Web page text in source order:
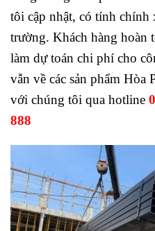
tôi cập nhật, có tính
trường. Khách hàng hoàn
làm dự toán chi phí cho
vẫn về các sản phẩm Hòa
với chúng tôi qua hotline
888